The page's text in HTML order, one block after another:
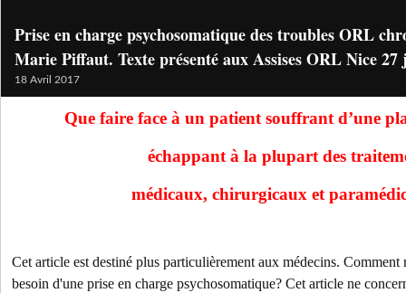
Prise en charge psychosomatique des troubles ORL
Marie Piffaut. Texte présenté aux Assises ORL Nice 27
18 Avril 2017
Que faire face à un patient souffrant d’une
échappant à la plupart des
médicaux, chirurgicaux et
Cet article est destiné plus particulièrement aux médecins. Comment
besoin d'une prise en charge psychosomatique? Cet article ne